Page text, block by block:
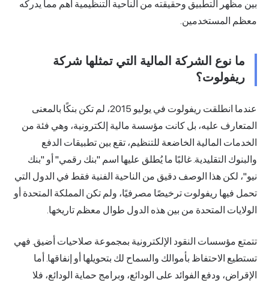
بين مظهر التطبيق وحقيقته من الناحية التنظيمية أهم مما يدركه
معظم المستخدمين.
ما نوع الشركة المالية التي تمثلها شركة
ريفولوت؟
عندما انطلقت ريفولوت في يوليو 2015، لم تكن بنكًا بالمعنى
المتعارف عليه، بل كانت مؤسسة مالية إلكترونية، وهي فئة من
الخدمات المالية الخاضعة للتنظيم، تقع بين تطبيقات الدفع
والبنوك التقليدية. غالبًا ما يُطلق عليها اسم "بنك رقمي" أو "بنك
نيو"، لكن هذا الوصف دقيق من الناحية الفنية فقط في الدول التي
تحمل فيها ريفولوت ترخيصًا مصرفيًا، ولم تكن المملكة المتحدة أو
الولايات المتحدة من بين هذه الدول طوال معظم تاريخها.
تتمتع مؤسسات النقود الإلكترونية بمجموعة صلاحيات أضيق. فهي
تستطيع الاحتفاظ بأموالك والسماح لك بتحويلها أو إنفاقها. أما
الإقراض، ودفع الفوائد على الودائع، وبرامج حماية الودائع، فلا